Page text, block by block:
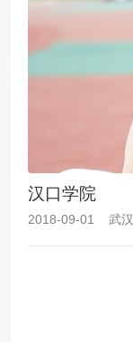
汉口学院
2018-09-01 武汉